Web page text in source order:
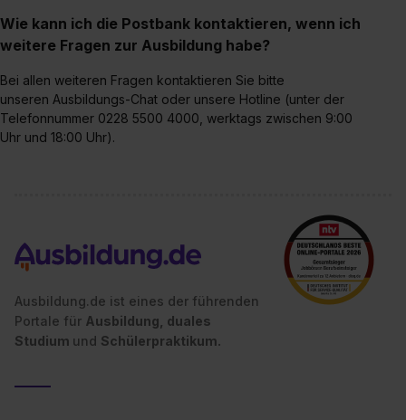
Wie kann ich die Postbank kontaktieren, wenn ich
weitere Fragen zur Ausbildung habe?
Bei allen weiteren Fragen kontaktieren Sie bitte
unseren Ausbildungs-Chat oder unsere Hotline (unter der
Telefonnummer 0228 5500 4000, werktags zwischen 9:00
Uhr und 18:00 Uhr).
Ausbildung.de ist eines der führenden
Portale für Ausbildung, duales
Studium und Schülerpraktikum.